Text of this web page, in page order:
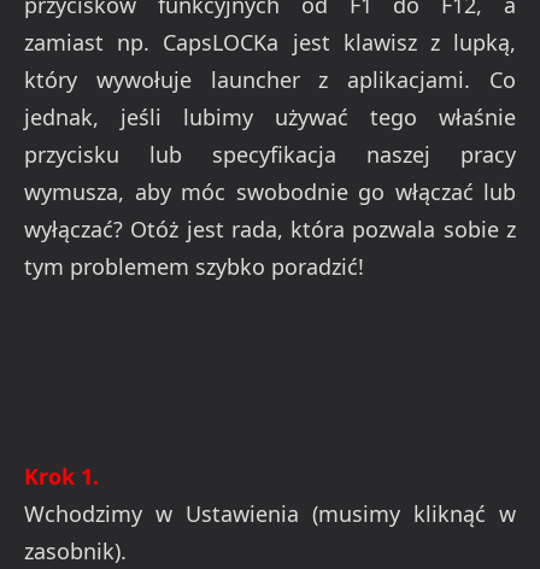
zamiast np. CapsLOCKa jest klawisz z lupką,
który wywołuje launcher z aplikacjami. Co
jednak, jeśli lubimy używać tego właśnie
przycisku lub specyfikacja naszej pracy
wymusza, aby móc swobodnie go włączać lub
wyłączać? Otóż jest rada, która pozwala sobie z
tym problemem szybko poradzić!
Krok 1.
Wchodzimy w Ustawienia (musimy kliknąć w
zasobnik).